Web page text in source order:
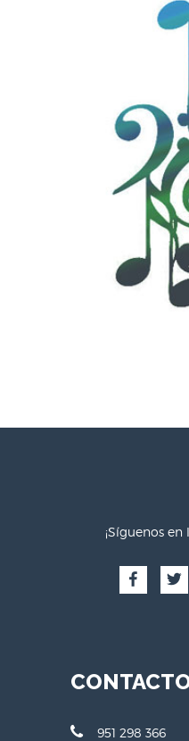
¡Síguenos en
951 298 366